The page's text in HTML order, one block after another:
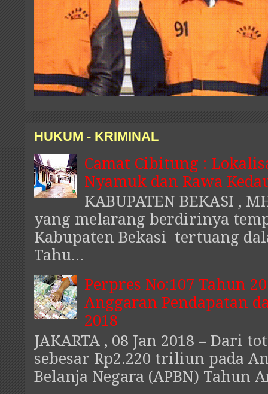
HUKUM - KRIMINAL
Camat Cibitung :
Nyamuk dan Rawa
KABUPATEN BEKASI ,
yang melarang berdirinya
Kabupaten Bekasi tertuang
Tahu...
Perpres No:107 Tahun
Anggaran Pendapatan
2018
JAKARTA , 08 Jan 2018 – Dari
sebesar Rp2.220 triliun pada
Belanja Negara (APBN) Tahun